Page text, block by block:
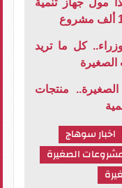
هكذا مول جهاز تنمية
كل ما تريد
منتجات
اخبار سوهاج
الصغيرة